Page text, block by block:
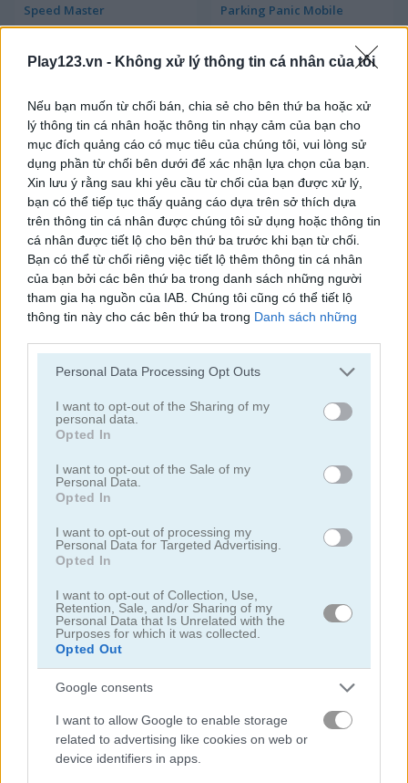
Play123.vn - Không xử lý thông tin cá nhân của tôi
Nếu bạn muốn từ chối bán, chia sẻ cho bên thứ ba hoặc xử
lý thông tin cá nhân hoặc thông tin nhạy cảm của bạn cho
mục đích quảng cáo có mục tiêu của chúng tôi, vui lòng sử
dụng phần từ chối bên dưới để xác nhận lựa chọn của bạn.
Xin lưu ý rằng sau khi yêu cầu từ chối của bạn được xử lý,
bạn có thể tiếp tục thấy quảng cáo dựa trên sở thích dựa
trên thông tin cá nhân được chúng tôi sử dụng hoặc thông tin
cá nhân được tiết lộ cho bên thứ ba trước khi bạn từ chối.
Bạn có thể từ chối riêng việc tiết lộ thêm thông tin cá nhân
của bạn bởi các bên thứ ba trong danh sách những người
tham gia hạ nguồn của IAB. Chúng tôi cũng có thể tiết lộ
thông tin này cho các bên thứ ba trong Danh sách những
lộ thêm thông tin này cho các bên thứ ba khác.
services and may gather and store information including but
not limited to your visit or usage behaviour. You may click to
grant or deny consent to Google and its third-party tags to
use your data for below specified purposes in below Google
consent section.
Personal Data Processing Opt Outs
I want to opt-out of the Sharing of my
personal data.
Opted In
I want to opt-out of the Sale of my
Personal Data.
Opted In
I want to opt-out of processing my
Personal Data for Targeted Advertising.
Opted In
I want to opt-out of Collection, Use,
Retention, Sale, and/or Sharing of my
Personal Data that Is Unrelated with the
Purposes for which it was collected.
Opted Out
Google consents
I want to allow Google to enable storage
related to advertising like cookies on web or
device identifiers in apps.
Speed Master Parking Panic Mobile
Parking Rush Drift Cup Racing
Racing Cars Street Pursuit
E-Scooter!
Danh mục liên quan